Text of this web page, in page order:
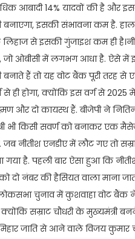
आबादी 14% यादवों की है और
बनाएगा, इसकी संभावना कम है.
से इसकी गुंजाइश कम ही
जो ओबीसी में लगभग आधा है. ऐसे में
हैं तो यह वोट बैंक पूरी तरह से
से ही होगा, क्योंकि इस वर्ग से
और दो कायस्थ हैं. बीजेपी ने
भी किसी सवर्ण को बनाकर एक
नीतीश एनडीए में लौट गए तो
गया है. पहली बार ऐसा हुआ कि
दो नंबर की हैसियत वाला माना
चुनाव में कुशवाहा वोट बैंक
क्योंकि सम्राट चौधरी के
जाति से आने वाले विजय कुमार